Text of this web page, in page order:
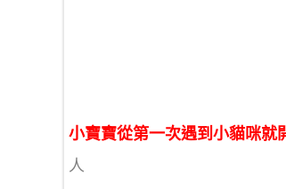
小寶寶從第一次遇到小貓咪就
人